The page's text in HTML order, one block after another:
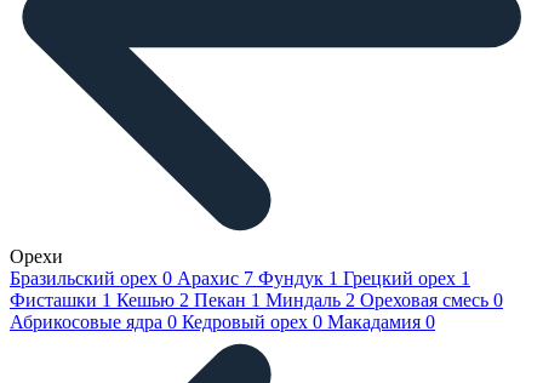
Орехи
Бразильский орех 0 Арахис 7 Фундук 1 Грецкий орех 1
Фисташки 1 Кешью 2 Пекан 1 Миндаль 2 Ореховая смесь 0
Абрикосовые ядра 0 Кедровый орех 0 Макадамия 0